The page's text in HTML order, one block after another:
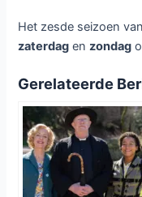
Het zesde seizoen van
zaterdag enzondag
Gerelateerde